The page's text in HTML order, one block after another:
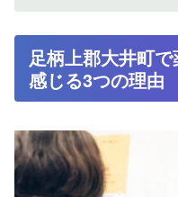
足柄上郡大井町
感じる3つの理由